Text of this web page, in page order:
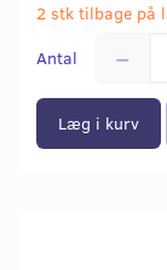
2 stk tilbage på
Antal
Læg i kurv